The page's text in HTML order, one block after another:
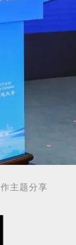
作主题分享